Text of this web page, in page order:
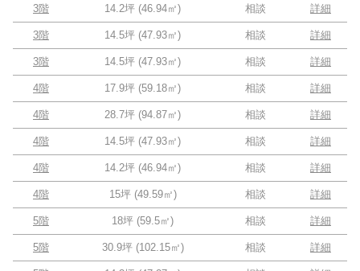
3階 14.2坪 (46.94㎡) 相談 詳細
3階 14.5坪 (47.93㎡) 相談 詳細
3階 14.5坪 (47.93㎡) 相談 詳細
4階 17.9坪 (59.18㎡) 相談 詳細
4階 28.7坪 (94.87㎡) 相談 詳細
4階 14.5坪 (47.93㎡) 相談 詳細
4階 14.2坪 (46.94㎡) 相談 詳細
4階 15坪 (49.59㎡) 相談 詳細
5階 18坪 (59.5㎡) 相談 詳細
5階 30.9坪 (102.15㎡) 相談 詳細